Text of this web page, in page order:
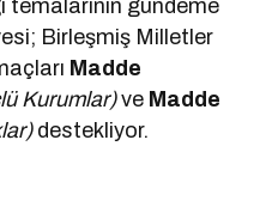
temalarının gündeme
Birleşmiş Milletler
Madde
Kurumlar)ve Madde
destekliyor.